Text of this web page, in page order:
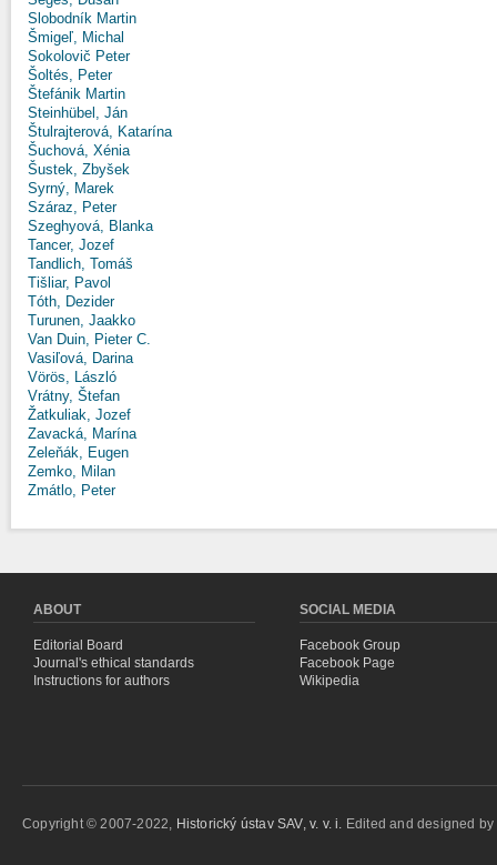
Slobodník Martin
Šmigeľ, Michal
Sokolovič Peter
Šoltés, Peter
Štefánik Martin
Steinhübel, Ján
Štulrajterová, Katarína
Šuchová, Xénia
Šustek, Zbyšek
Syrný, Marek
Száraz, Peter
Szeghyová, Blanka
Tancer, Jozef
Tandlich, Tomáš
Tišliar, Pavol
Tóth, Dezider
Turunen, Jaakko
Van Duin, Pieter C.
Vasiľová, Darina
Vörös, László
Vrátny, Štefan
Žatkuliak, Jozef
Zavacká, Marína
Zeleňák, Eugen
Zemko, Milan
Zmátlo, Peter
ABOUT
Editorial Board
Journal's ethical standards
Instructions for authors
SOCIAL MEDIA
Facebook Group
Facebook Page
Wikipedia
Copyright © 2007-2022, Historický ústav SAV, v. v. i. Edited and designed by